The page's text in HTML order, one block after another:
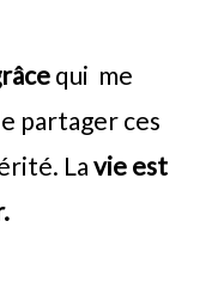
qui me
partager ces
L a vie est